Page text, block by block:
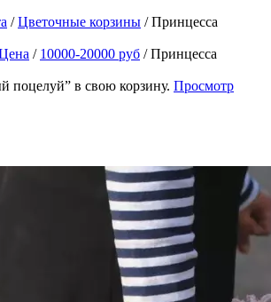
/ Цветочные корзины / Принцесса
/ 10000-20000 руб / Принцесса
в свою корзину. Просмотр